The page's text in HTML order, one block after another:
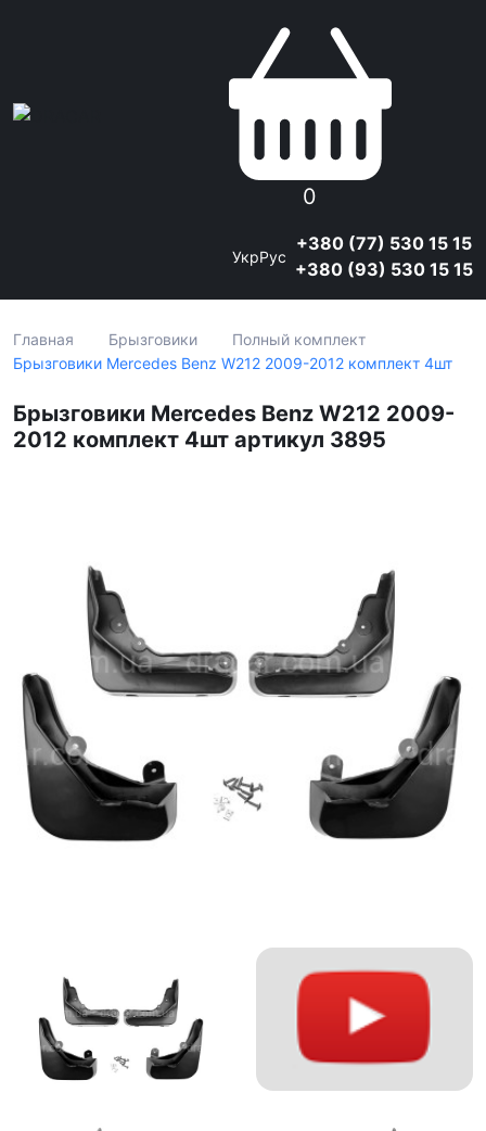
0
УкрРус
+380 (77) 530 15 15
+380 (93) 530 15 15
Главная Брызговики
Полный комплект
Брызговики Mercedes Benz W212 2009-2012 комплект 4шт
Брызговики Mercedes Benz W212 2009-
2012 комплект 4шт артикул 3895